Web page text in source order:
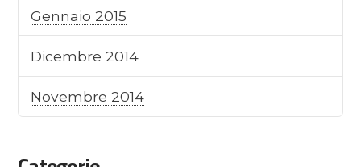
Gennaio 2015
Dicembre 2014
Novembre 2014